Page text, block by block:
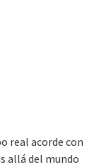
real acorde con
allá del mundo